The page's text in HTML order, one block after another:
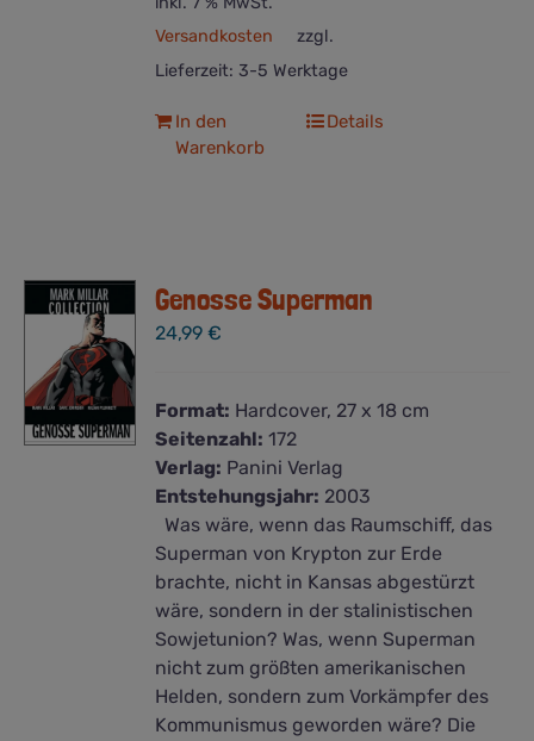
zzgl.
Versandkosten
Lieferzeit: 3-5 Werktage
In den
Warenkorb
Details
Genosse Superman
24,99€
Format: Hardcover, 27 x 18 cm
Seitenzahl: 172
Verlag: Panini Verlag
Entstehungsjahr: 2003
Was wäre, wenn das Raumschiff, das
Superman von Krypton zur Erde
brachte, nicht in Kansas abgestürzt
wäre, sondern in der stalinistischen
Sowjetunion? Was, wenn Superman
nicht zum größten amerikanischen
Helden, sondern zum Vorkämpfer des
Kommunismus geworden wäre? Die